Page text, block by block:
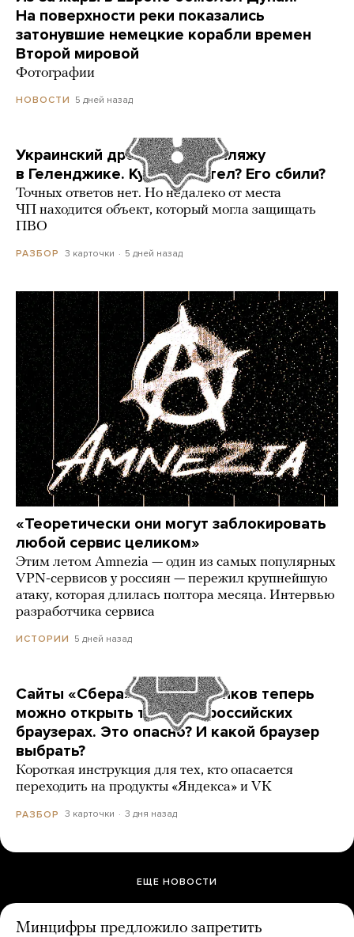
На поверхности реки показались
затонувшие немецкие корабли времен
Второй мировой
Фотографии
НОВОСТИ 5 дней назад
Украинский дрон попал по пляжу
в Геленджике. Куда он летел? Его сбили?
Точных ответов нет. Но недалеко от места
ЧП находится объект, который могла защищать
ПВО
РАЗБОР 3 карточки 5 дней назад
«Теоретически они могут заблокировать
любой сервис целиком»
Этим летом Amnezia — один из самых популярных
VPN-сервисов у россиян — пережил крупнейшую
атаку, которая длилась полтора месяца. Интервью
разработчика сервиса
ИСТОРИИ 5 дней назад
Сайты «Сбера» и других банков теперь
можно открыть только в российских
браузерах. Это опасно? И какой браузер
выбрать?
Короткая инструкция для тех, кто опасается
переходить на продукты «Яндекса» и VK
РАЗБОР 3 карточки 3 дня назад
ЕЩЕ НОВОСТИ
Минцифры предложило запретить